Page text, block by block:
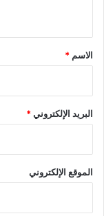
*
الاسم *
البريد الإلكتروني*
الموقع الإلكتروني